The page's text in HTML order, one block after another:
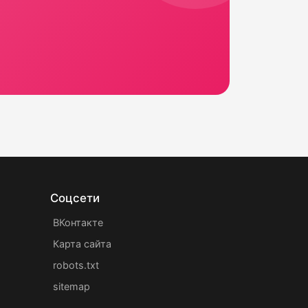
Соцсети
ВКонтакте
Карта сайта
robots.txt
sitemap